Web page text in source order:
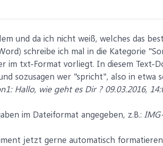
und da ich nicht weiß, welches das
schreibe ich mal in die Kategorie
im txt-Format vorliegt. In diesem Text-
sozusagen wer "spricht", also in etwa
Hallo, wie geht es Dir ? 09.03.2016,
im Dateiformat angegeben, z.B.:
jetzt gerne automatisch